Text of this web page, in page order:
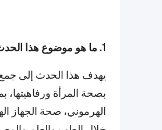
1. ما هو موضوع هذا الحدث وما الهدف من لقاء شاي الصباح؟
يهدف هذا الحدث إلى
بصحة المرأة
الهرموني، صحة الجهاز